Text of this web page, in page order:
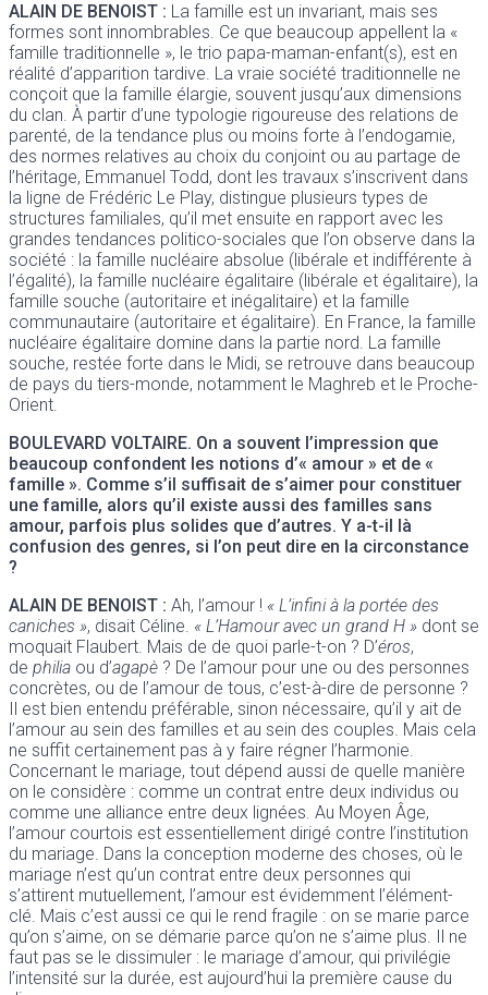
ALAIN DE BENOIST : La famille est un invariant, mais ses
formes sont innombrables. Ce que beaucoup appellent la «
famille traditionnelle », le trio papa-maman-enfant(s), est en
réalité d’apparition tardive. La vraie société traditionnelle ne
conçoit que la famille élargie, souvent jusqu’aux dimensions
du clan. À partir d’une typologie rigoureuse des relations de
parenté, de la tendance plus ou moins forte à l’endogamie,
des normes relatives au choix du conjoint ou au partage de
l’héritage, Emmanuel Todd, dont les travaux s’inscrivent dans
la ligne de Frédéric Le Play, distingue plusieurs types de
structures familiales, qu’il met ensuite en rapport avec les
grandes tendances politico-sociales que l’on observe dans la
société : la famille nucléaire absolue (libérale et indifférente à
l’égalité), la famille nucléaire égalitaire (libérale et égalitaire), la
famille souche (autoritaire et inégalitaire) et la famille
communautaire (autoritaire et égalitaire). En France, la famille
nucléaire égalitaire domine dans la partie nord. La famille
souche, restée forte dans le Midi, se retrouve dans beaucoup
de pays du tiers-monde, notamment le Maghreb et le Proche-
Orient.
BOULEVARD VOLTAIRE. On a souvent l’impression que
beaucoup confondent les notions d’« amour » et de «
famille ». Comme s’il suffisait de s’aimer pour constituer
une famille, alors qu’il existe aussi des familles sans
amour, parfois plus solides que d’autres. Y a-t-il là
confusion des genres, si l’on peut dire en la circonstance
?
ALAIN DE BENOIST : Ah, l’amour ! « L’infini à la portée des
caniches », disait Céline. « L’Hamour avec un grand H » dont se
moquait Flaubert. Mais de de quoi parle-t-on ? D’éros,
de philia ou d’agapè ? De l’amour pour une ou des personnes
concrètes, ou de l’amour de tous, c’est-à-dire de personne ?
Il est bien entendu préférable, sinon nécessaire, qu’il y ait de
l’amour au sein des familles et au sein des couples. Mais cela
ne suffit certainement pas à y faire régner l’harmonie.
Concernant le mariage, tout dépend aussi de quelle manière
on le considère : comme un contrat entre deux individus ou
comme une alliance entre deux lignées. Au Moyen Âge,
l’amour courtois est essentiellement dirigé contre l’institution
du mariage. Dans la conception moderne des choses, où le
mariage n’est qu’un contrat entre deux personnes qui
s’attirent mutuellement, l’amour est évidemment l’élément-
clé. Mais c’est aussi ce qui le rend fragile : on se marie parce
qu’on s’aime, on se démarie parce qu’on ne s’aime plus. Il ne
faut pas se le dissimuler : le mariage d’amour, qui privilégie
l’intensité sur la durée, est aujourd’hui la première cause du